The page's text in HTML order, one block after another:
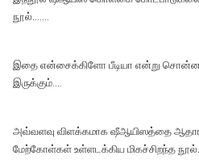
நூல்…….
இதை என்சைக்கிளோ பீடியா என்று
இருக்கும்….
அவ்வளவு விளக்கமாக ஷீஆயிஸத்தை
மேற்கோள்கள் உள்ளடக்கிய மிகச்சிறந்த